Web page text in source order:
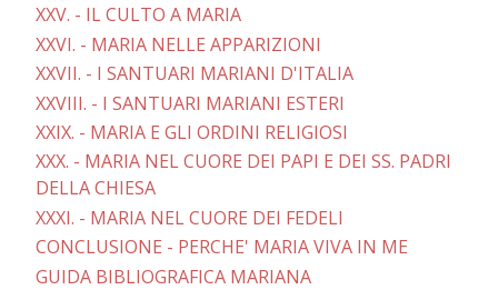
XXV. - IL CULTO A MARIA
XXVI. - MARIA NELLE APPARIZIONI
XXVII. - I SANTUARI MARIANI D'ITALIA
XXVIII. - I SANTUARI MARIANI ESTERI
XXIX. - MARIA E GLI ORDINI RELIGIOSI
XXX. - MARIA NEL CUORE DEI PAPI E DEI SS. PADRI
DELLA CHIESA
XXXI. - MARIA NEL CUORE DEI FEDELI
CONCLUSIONE - PERCHE' MARIA VIVA IN ME
GUIDA BIBLIOGRAFICA MARIANA